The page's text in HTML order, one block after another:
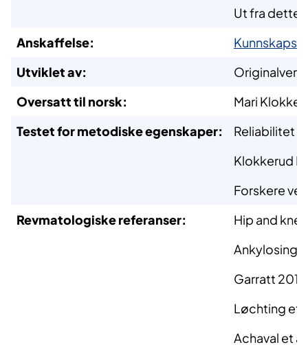
Ut fra dette
Anskaffelse:
Utviklet av:
Oversatt til norsk:
Mari
Testet for metodiske egenskaper:
Reliabilitet
Klokkerud
Forskere
Revmatologiske referanser:
Hip and
Ankylosing
Garratt
Løchting et
Achaval et